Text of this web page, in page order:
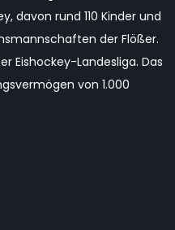
davon rund 110 Kinder und
der Flößer.
Eishockey-Landesliga. Das
von 1.000